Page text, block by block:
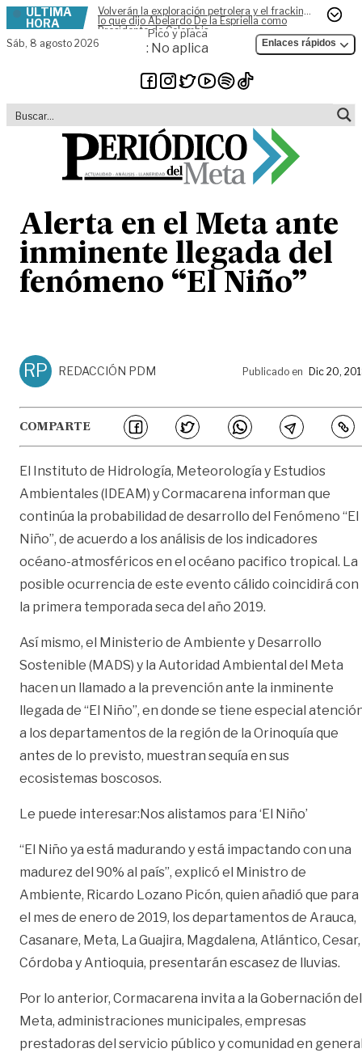
Skip to content
ÚLTIMA
HORA
Volverán la exploración petrolera y el fracking,
lo que dijo Abelardo De la Espriella como
Presidente de Colombia
Sáb, 8 agosto 2026
Pico y placa
: No aplica Enlaces rápidos
Alerta en el Meta ante
inminente llegada del
fenómeno “El Niño”
RP REDACCIÓN PDM Publicado en Dic 20,
COMPARTE
El Instituto de Hidrología, Meteorología y Estudios
Ambientales (IDEAM) y Cormacarena informan que
continúa la probabilidad de desarrollo del Fenómeno “El
Niño”, de acuerdo a los análisis de los indicadores
océano-atmosféricos en el océano pacifico tropical. La
posible ocurrencia de este evento cálido coincidirá con
la primera temporada seca del año 2019.
Así mismo, el Ministerio de Ambiente y Desarrollo
Sostenible (MADS) y la Autoridad Ambiental del Meta
hacen un llamado a la prevención ante la inminente
llegada de “El Niño”, en donde se tiene especial
a los departamentos de la región de la Orinoquía que
antes de lo previsto, muestran sequía en sus
ecosistemas boscosos.
Le puede interesar:Nos alistamos para ‘El Niño’
“El Niño ya está madurando y está impactando con una
madurez del 90% al país”, explicó el Ministro de
Ambiente, Ricardo Lozano Picón, quien añadió que para
el mes de enero de 2019, los departamentos de Arauca,
Casanare, Meta, La Guajira, Magdalena, Atlántico, Cesar,
Córdoba y Antioquia, presentarán escasez de lluvias.
Por lo anterior, Cormacarena invita a la Gobernación del
Meta, administraciones municipales, empresas
prestadoras del servicio público y comunidad en